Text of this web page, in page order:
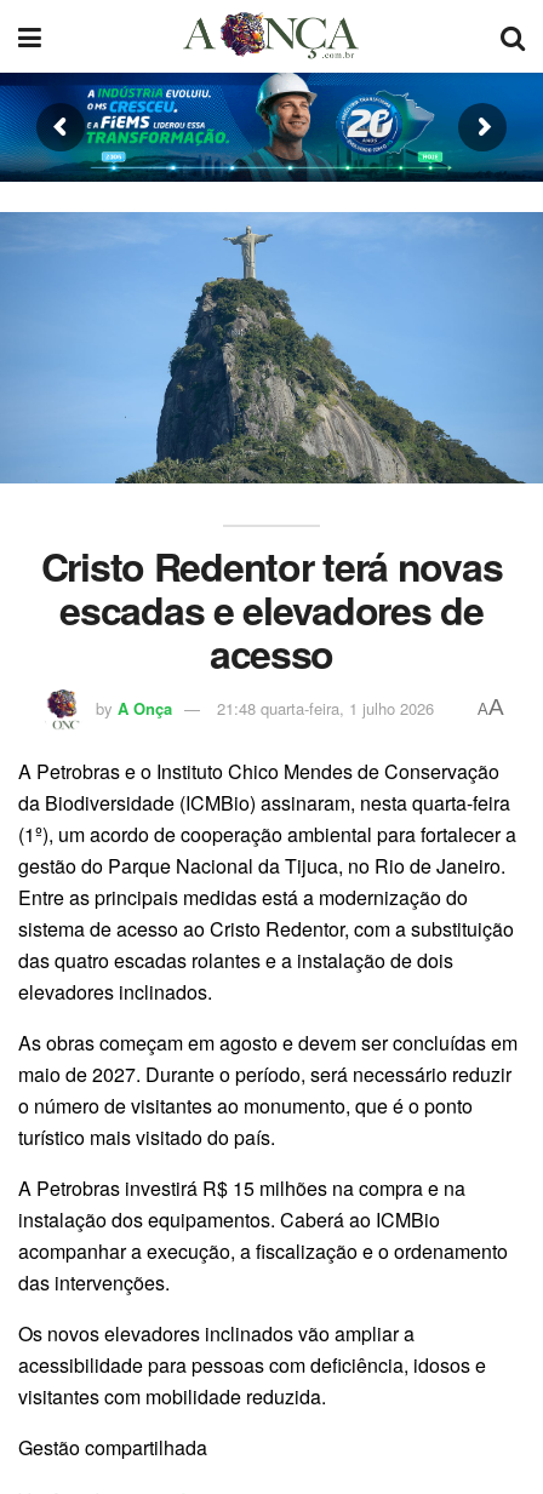
Cristo Redentor terá novas
escadas e elevadores de
acesso
by A Onça 21:48 quarta-feira, 1 julho 2026 AA
A Petrobras e o Instituto Chico Mendes de Conservação
da Biodiversidade (ICMBio) assinaram, nesta quarta-feira
(1º), um acordo de cooperação ambiental para fortalecer a
gestão do Parque Nacional da Tijuca, no Rio de Janeiro.
Entre as principais medidas está a modernização do
sistema de acesso ao Cristo Redentor, com a substituição
das quatro escadas rolantes e a instalação de dois
elevadores inclinados.
As obras começam em agosto e devem ser concluídas em
maio de 2027. Durante o período, será necessário reduzir
o número de visitantes ao monumento, que é o ponto
turístico mais visitado do país.
A Petrobras investirá R$ 15 milhões na compra e na
instalação dos equipamentos. Caberá ao ICMBio
acompanhar a execução, a fiscalização e o ordenamento
das intervenções.
Os novos elevadores inclinados vão ampliar a
acessibilidade para pessoas com deficiência, idosos e
visitantes com mobilidade reduzida.
Gestão compartilhada